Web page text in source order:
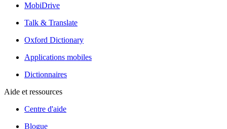
MobiDrive
Talk & Translate
Oxford Dictionary
Applications mobiles
Dictionnaires
Aide et ressources
Centre d'aide
Blogue